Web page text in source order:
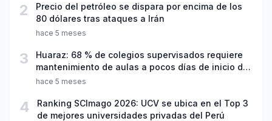
2
Precio del petróleo se dispara por encima de los
80 dólares tras ataques a Irán
hace 5 meses
3
Huaraz: 68 % de colegios supervisados requiere
mantenimiento de aulas a pocos días de inicio del
año escolar 2026
hace 5 meses
4
Ranking SCImago 2026: UCV se ubica en el Top 3
de mejores universidades privadas del Perú